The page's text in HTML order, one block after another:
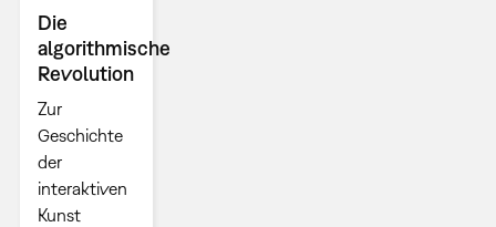
Die
algorithmische
Revolution
Zur
Geschichte
der
interaktiven
Kunst